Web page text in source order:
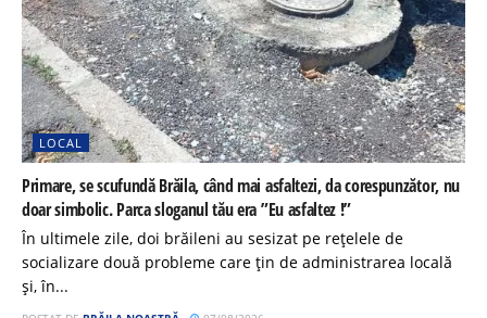
LOCAL
Primare, se scufundă Brăila, când mai asfaltezi, da corespunzător, nu
doar simbolic. Parca sloganul tău era ”Eu asfaltez !”
În ultimele zile, doi brăileni au sesizat pe rețelele de
socializare două probleme care țin de administrarea locală
și, în...